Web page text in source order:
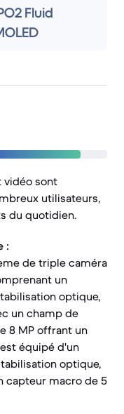
Fluid
vidéo sont
utilisateurs,
du quotidien.
:
de triple caméra
un
optique,
un champ de
8 MP offrant un
équipé d'un
optique,
capteur macro de 5